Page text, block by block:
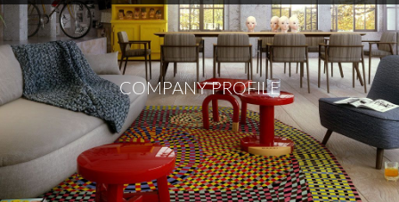
COMPANY PROFILE